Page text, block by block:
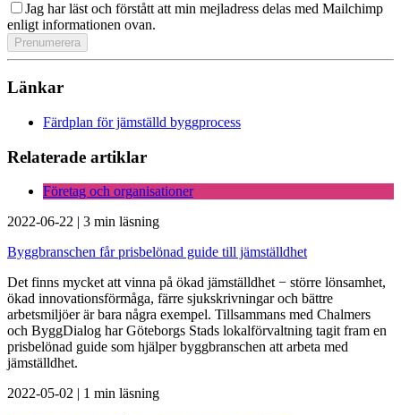
Jag har läst och förstått att min mejladress delas med Mailchimp
enligt informationen ovan.
Länkar
Färdplan för jämställd byggprocess
Relaterade artiklar
Företag och organisationer
2022-06-22 | 3 min läsning
Byggbranschen får prisbelönad guide till jämställdhet
Det finns mycket att vinna på ökad jämställdhet − större lönsamhet,
ökad innovationsförmåga, färre sjukskrivningar och bättre
arbetsmiljöer är bara några exempel. Tillsammans med Chalmers
och ByggDialog har Göteborgs Stads lokalförvaltning tagit fram en
prisbelönad guide som hjälper byggbranschen att arbeta med
jämställdhet.
2022-05-02 | 1 min läsning